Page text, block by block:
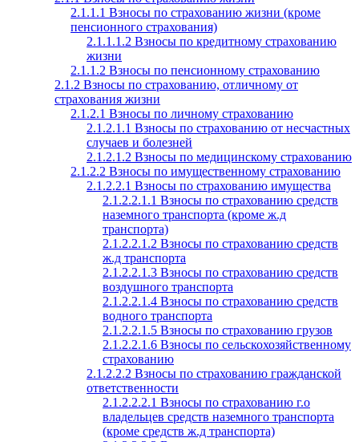
2.1.1.1 Взносы по страхованию жизни (кроме
пенсионного страхования)
2.1.1.1.2 Взносы по кредитному страхованию
жизни
2.1.1.2 Взносы по пенсионному страхованию
2.1.2 Взносы по страхованию, отличному от
страхования жизни
2.1.2.1 Взносы по личному страхованию
2.1.2.1.1 Взносы по страхованию от несчастных
случаев и болезней
2.1.2.1.2 Взносы по медицинскому страхованию
2.1.2.2 Взносы по имущественному страхованию
2.1.2.2.1 Взносы по страхованию имущества
2.1.2.2.1.1 Взносы по страхованию средств
наземного транспорта (кроме ж.д
транспорта)
2.1.2.2.1.2 Взносы по страхованию средств
ж.д транспорта
2.1.2.2.1.3 Взносы по страхованию средств
воздушного транспорта
2.1.2.2.1.4 Взносы по страхованию средств
водного транспорта
2.1.2.2.1.5 Взносы по страхованию грузов
2.1.2.2.1.6 Взносы по сельскохозяйственному
страхованию
2.1.2.2.2 Взносы по страхованию гражданской
ответственности
2.1.2.2.2.1 Взносы по страхованию г.о
владельцев средств наземного транспорта
(кроме средств ж.д транспорта)